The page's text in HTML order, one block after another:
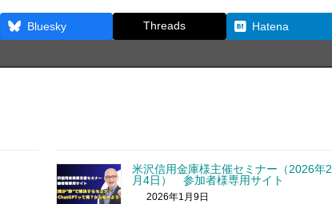
Bluesky Threads Hatena
米沢信用金庫様主催セミナー（2026年2
月4日） 参加者様専用サイト
2026年1月9日